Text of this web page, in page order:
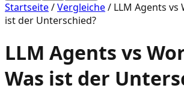
Startseite/Vergleiche/ LLM Agents vs
ist der Unterschied?
LLM Agents vs
Was ist der